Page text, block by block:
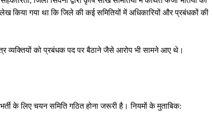
किया गया था कि जिले की कई समितियों में अधिकारियों और प्रबंधकों की
व्यक्तियों को प्रबंधक पद पर बैठाने जैसे आरोप भी सामने आए थे।
के लिए चयन समिति गठित होना जरूरी है। नियमों के मुताबिक: